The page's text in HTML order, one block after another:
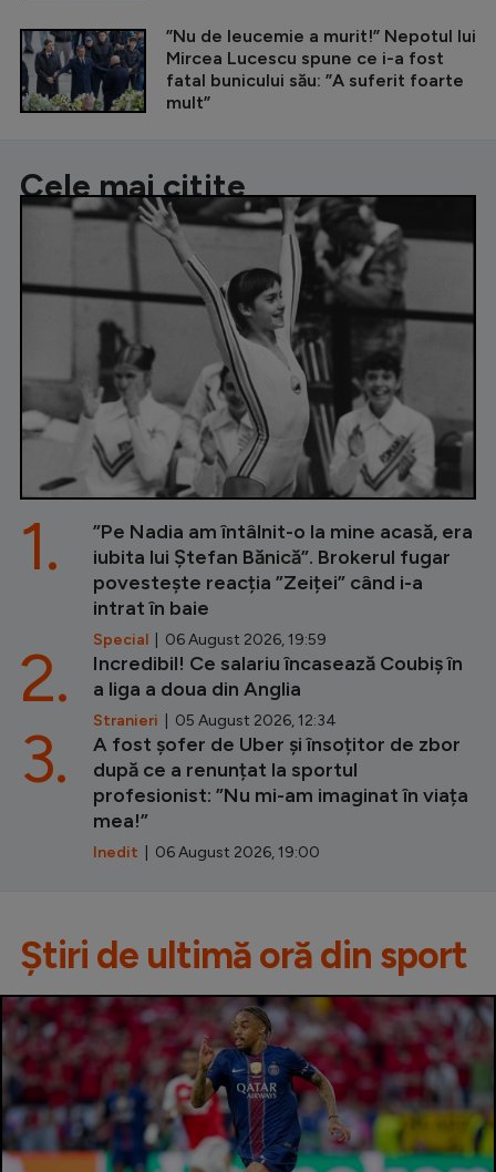
”Nu de leucemie a murit!” Nepotul lui
Mircea Lucescu spune ce i-a fost
fatal bunicului său: ”A suferit foarte
mult”
Cele mai citite
”Pe Nadia am întâlnit-o la mine acasă, era
iubita lui Ștefan Bănică”. Brokerul fugar
povestește reacția ”Zeiței” când i-a
intrat în baie
Special | 06 August 2026, 19:59
1.
Incredibil! Ce salariu încasează Coubiș în
a liga a doua din Anglia
Stranieri | 05 August 2026, 12:34
2.
A fost șofer de Uber și însoțitor de zbor
după ce a renunțat la sportul
profesionist: ”Nu mi-am imaginat în viața
mea!”
Inedit | 06 August 2026, 19:00
3.
Știri de ultimă oră din sport